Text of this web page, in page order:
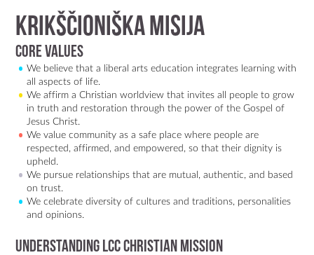
KRIKŠČIONIŠKA MISIJA
Core values
We believe that a liberal arts education integrates learning with
all aspects of life.
We affirm a Christian worldview that invites all people to grow
in truth and restoration through the power of the Gospel of
Jesus Christ.
We value community as a safe place where people are
respected, affirmed, and empowered, so that their dignity is
upheld.
We pursue relationships that are mutual, authentic, and based
on trust.
We celebrate diversity of cultures and traditions, personalities
and opinions.
Understanding LCC Christian mission